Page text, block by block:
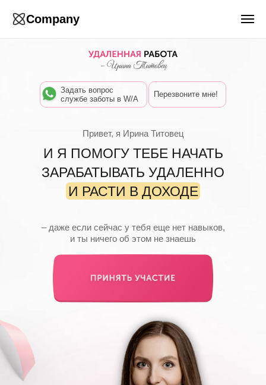
Company
И Я ПОМОГУ ТЕБЕ НАЧАТЬ
ЗАРАБАТЫВАТЬ УДАЛЕННО
Привет, я Ирина Титовец
– даже если сейчас у тебя еще нет навыков,
и ты ничего об этом не знаешь
И РАСТИ В ДОХОДЕ
Задать вопрос
службе заботы в W/A
Перезвоните мне!